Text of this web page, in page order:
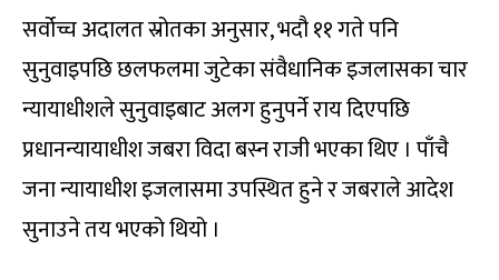
सर्वोच्च अदालत स्रोतका अनुसार, भदौ ११ गते पनि
सुनुवाइपछि छलफलमा जुटेका संवैधानिक इजलासका चार
न्यायाधीशले सुनुवाइबाट अलग हुनुपर्ने राय दिएपछि
प्रधानन्यायाधीश जबरा विदा बस्न राजी भएका थिए । पाँचै
जना न्यायाधीश इजलासमा उपस्थित हुने र जबराले आदेश
सुनाउने तय भएको थियो ।